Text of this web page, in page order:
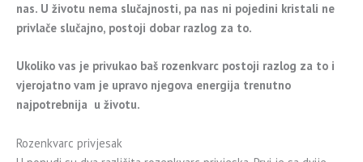
nas. U životu nema slučajnosti, pa nas ni pojedini kristali ne
privlače slučajno, postoji dobar razlog za to.
Ukoliko vas je privukao baš rozenkvarc postoji razlog za to i
vjerojatno vam je upravo njegova energija trenutno
najpotrebnija u životu.
Rozenkvarc privjesak